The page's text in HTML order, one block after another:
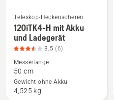
Produktbewertung
4.5
von
Mehr
Details
zu
120iTK4-
mit
Akku
Teleskop-Heckenscheren
120iTK4-H mit Akku
und Ladegerät
3.5 (6)
Messerlänge
50 cm
Gewicht ohne Akku
4,525 kg